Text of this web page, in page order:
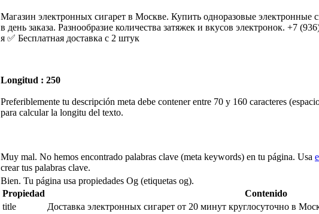
Магазин электронных сигарет в Москве. Купить одноразовые электронные
в день заказа. Разнообразие количества затяжек и вкусов электронок. +7
я ✅ Бесплатная доставка с 2 штук
Longitud : 250
Preferiblemente tu descripción meta debe contener entre 70 y 160 caracteres
para calcular la longitu del texto.
Muy mal. No hemos encontrado palabras clave (meta keywords) en tu página. Usa
crear tus palabras clave.
Bien. Tu página usa propiedades Og (etiquetas og).
Propiedad
Contenido
title
Доставка электронных сигарет от 20 минут круглосуточно в